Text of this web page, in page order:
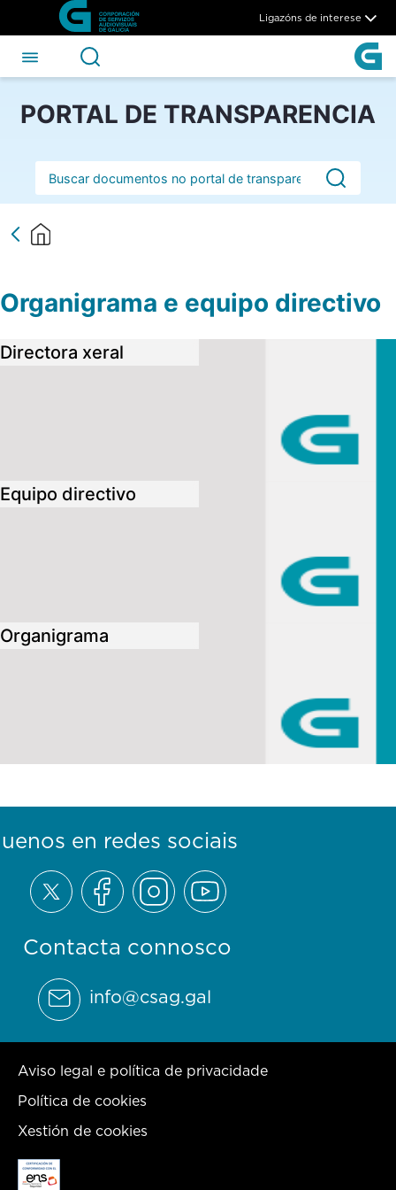
Skip to Main Content
Organigrama e equipoLigazóns de interese
PORTAL DE TRANSPARENCIA
Barra de busca
​​​​​​​Organigrama e equipo directivo
Directora xeral
Equipo directivo
Organigrama
Contacta connosco
info@csag.gal
en redes sociais
Aviso legal e política de privacidade
Política de cookies
Xestión de cookies